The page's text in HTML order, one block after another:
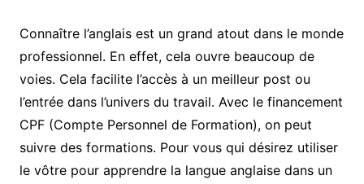
Connaître l’anglais est un grand atout dans le monde
professionnel. En effet, cela ouvre beaucoup de
voies. Cela facilite l’accès à un meilleur post ou
l’entrée dans l’univers du travail. Avec le financement
CPF (Compte Personnel de Formation), on peut
suivre des formations. Pour vous qui désirez utiliser
le vôtre pour apprendre la langue anglaise dans un